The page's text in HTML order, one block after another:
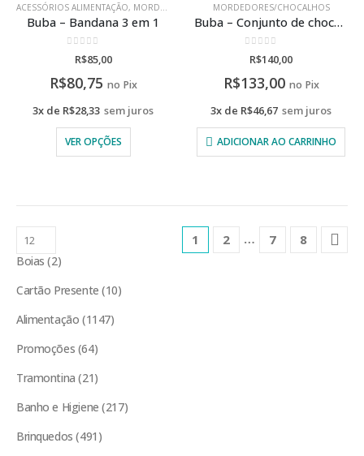
ACESSÓRIOS ALIMENTAÇÃO, MORDEDORES/CHOCALHOS
Buba – Bandana 3 em 1
de 5
R$85,00
R$80,75 no Pix
3x de R$28,33 sem juros
VER OPÇÕES
MORDEDORES/CHOCALHOS
Buba – Conjunto de chocalhos baby
de 5
R$140,00
R$133,00 no Pix
3x de R$46,67 sem juros
ADICIONAR AO CARRINHO
1 2 … 7 8
Boias 2
Cartão Presente 10
Alimentação 1147
Promoções 64
Tramontina 21
Banho e Higiene 217
Brinquedos 491